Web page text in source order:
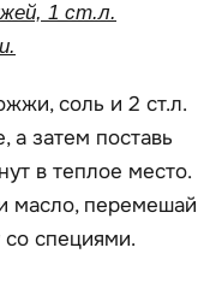
1 ст.л.
соль и 2 ст.л.
а затем поставь
в теплое место.
масло, перемешай
специями.